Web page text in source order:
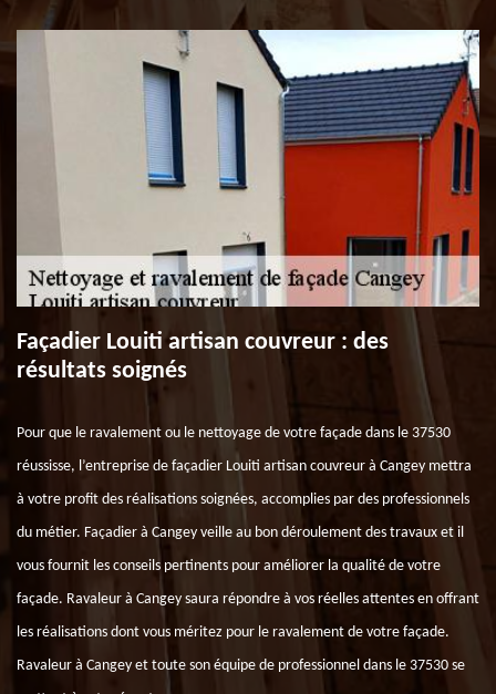
Façadier Louiti artisan couvreur : des
résultats soignés
Pour que le ravalement ou le nettoyage de votre façade dans le 37530
réussisse, l’entreprise de façadier Louiti artisan couvreur à Cangey mettra
à votre profit des réalisations soignées, accomplies par des professionnels
du métier. Façadier à Cangey veille au bon déroulement des travaux et il
vous fournit les conseils pertinents pour améliorer la qualité de votre
façade. Ravaleur à Cangey saura répondre à vos réelles attentes en offrant
les réalisations dont vous méritez pour le ravalement de votre façade.
Ravaleur à Cangey et toute son équipe de professionnel dans le 37530 se